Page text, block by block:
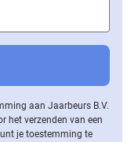
aan Jaarbeurs B.V.
het verzenden van een
je toestemming te